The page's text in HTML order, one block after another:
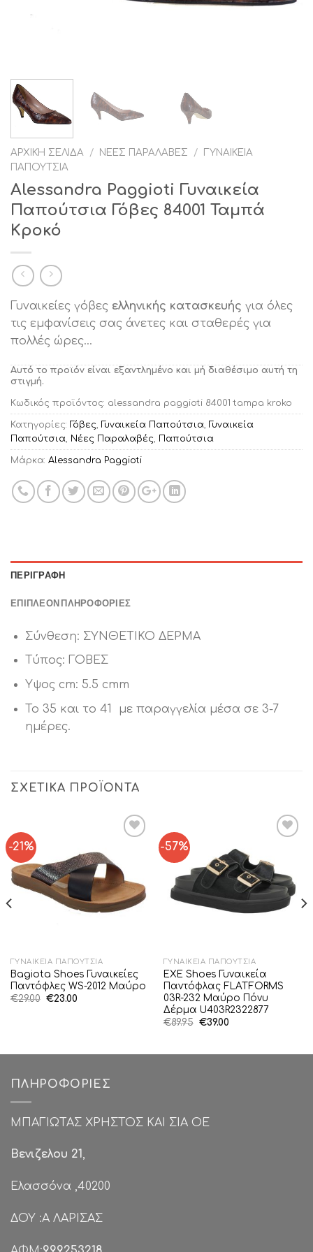
ΑΡΧΙΚΉ ΣΕΛΊΔΑ / ΝΈΕΣ ΠΑΡΑΛΑΒΈΣ /
ΓΥΝΑΙΚΕΊΑ
ΠΑΠΟΎΤΣΙΑ
Alessandra Paggioti Γυναικεία
Παπούτσια Γόβες 84001 Ταμπά
Κροκό
Γυναικείες γόβες ελληνικής κατασκευής για όλες
τις εμφανίσεις σας άνετες και σταθερές για
πολλές ώρες…
Αυτό το προϊόν είναι εξαντλημένο και μή διαθέσιμο αυτή τη
στιγμή.
Κωδικός προϊόντος: alessandra paggioti 84001 tampa kroko
Κατηγορίες: Γόβες, Γυναικεία Παπούτσια, Γυναικεία
Παπούτσια, Νέες Παραλαβές, Παπούτσια
Μάρκα: Alessandra Paggioti
ΠΕΡΙΓΡΑΦΉ
ΕΠΙΠΛΈΟΝ ΠΛΗΡΟΦΟΡΊΕΣ
Σύνθεση: ΣΥΝΘΕΤΙΚΟ ΔΕΡΜΑ
Τύπος: ΓΟΒΕΣ
Υψος cm: 5.5 cmm
Το 35 και το 41 με παραγγελία μέσα σε 3-7
ημέρες.
ΣΧΕΤΙΚΆ ΠΡΟΪΌΝΤΑ
-21%
ΓΥΝΑΙΚΕΊΑ ΠΑΠΟΎΤΣΙΑ
Bagiota Shoes Γυναικείες
Παντόφλες WS-2012 Μαύρο
€29.00 Original
€23.00Η
-57%
ΓΥΝΑΙΚΕΊΑ ΠΑΠΟΎΤΣΙΑ
EXE Shoes Γυναικεία
Παντόφλας FLATFORMS
03R-232 Μαύρο Πόνυ
Δέρμα U403R2322877
€89.95 Original
€39.00Η
ΠΛΗΡΟΦΟΡΊΕΣ
ΜΠΑΓΙΩΤΑΣ ΧΡΗΣΤΟΣ ΚΑΙ ΣΙΑ ΟΕ
Βενιζελου 21,
Ελασσόνα ,40200
ΔΟΥ :Α ΛΑΡΙΣΑΣ